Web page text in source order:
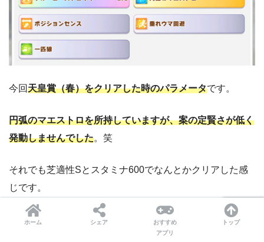
今回天皇賞（春）をクリアした時のパラメータです。
円弧のマエストロを所持していますが、案の定賢さが低く
発動しませんでした。笑
それでも芝適性Sとスタミナ600でなんとかクリアした感
じです。
※この記事の為に育成しましたが、1回スタミナが足りず
ホーム シェア
おすすめ
アプリ
トップ